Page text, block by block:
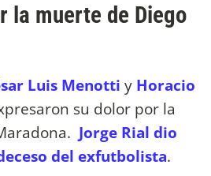
la muerte de Diego
Luis Menotti y Horacio
su dolor por la
Jorge Rial dio
del exfutbolista.